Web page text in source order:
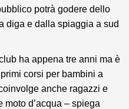
potrà godere dello
diga e dalla spiaggia a sud
ha appena tre anni ma è
corsi per bambini a
anche ragazzi e
d’acqua – spiega